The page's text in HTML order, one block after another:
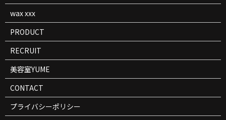
wax xxx
PRODUCT
RECRUIT
美容室YUME
CONTACT
プライバシーポリシー